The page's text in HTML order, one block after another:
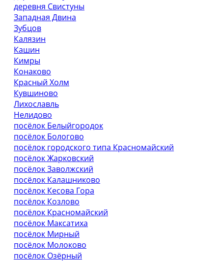
деревня Свистуны
Западная Двина
Зубцов
Калязин
Кашин
Кимры
Конаково
Красный Холм
Кувшиново
Лихославль
Нелидово
посёлок Белыйгородок
посёлок Бологово
посёлок городского типа Красномайский
посёлок Жарковский
посёлок Заволжский
посёлок Калашниково
посёлок Кесова Гора
посёлок Козлово
посёлок Красномайский
посёлок Максатиха
посёлок Мирный
посёлок Молоково
посёлок Озёрный